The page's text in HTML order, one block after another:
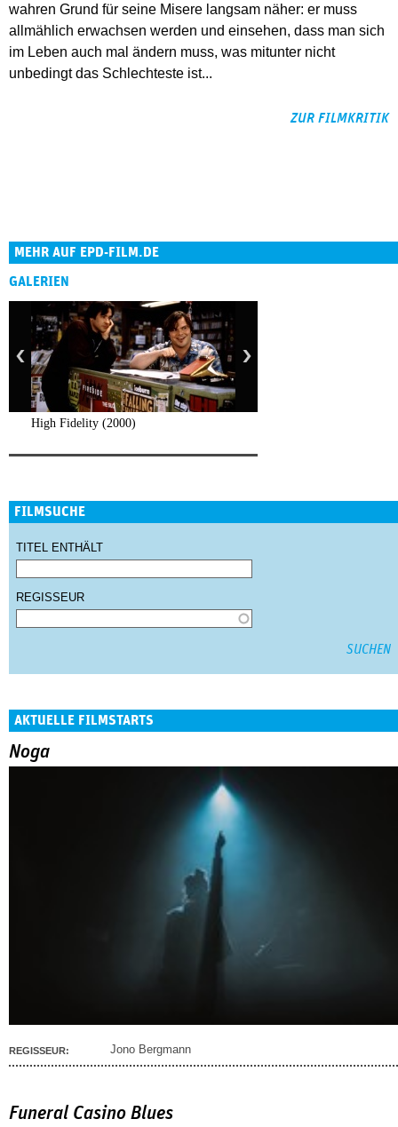
wahren Grund für seine Misere langsam näher: er muss
allmählich erwachsen werden und einsehen, dass man sich
im Leben auch mal ändern muss, was mitunter nicht
unbedingt das Schlechteste ist...
ZUR FILMKRITIK
MEHR AUF EPD-FILM.DE
GALERIEN
High Fidelity (2000)
FILMSUCHE
TITEL ENTHÄLT
REGISSEUR
AKTUELLE FILMSTARTS
Noga
REGISSEUR: Jono Bergmann
Funeral Casino Blues